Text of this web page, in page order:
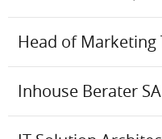
Head of
Inhouse Berater